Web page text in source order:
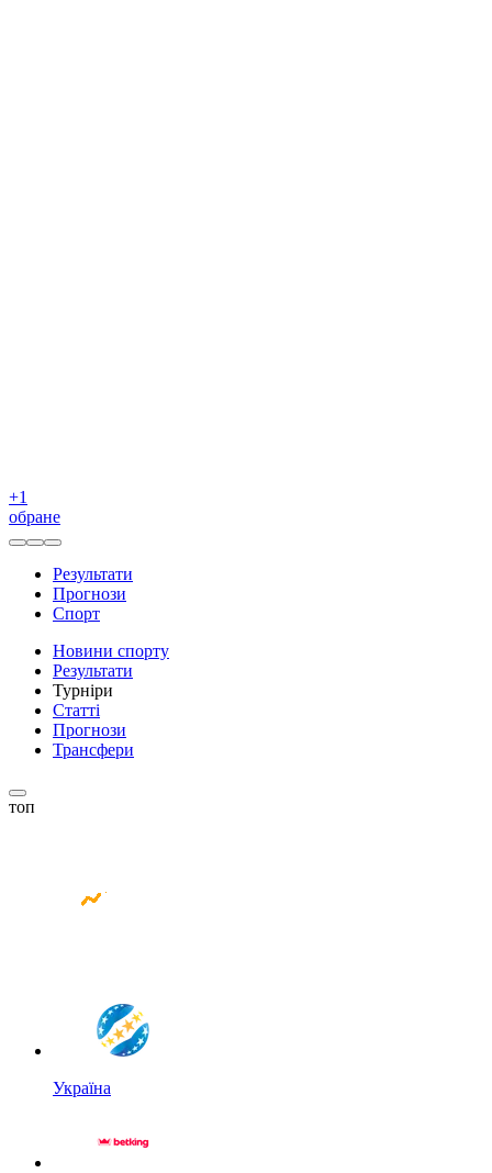
+1
обране
Результати
Прогнози
Спорт
Новини спорту
Результати
Турніри
Статті
Прогнози
Трансфери
топ
Україна